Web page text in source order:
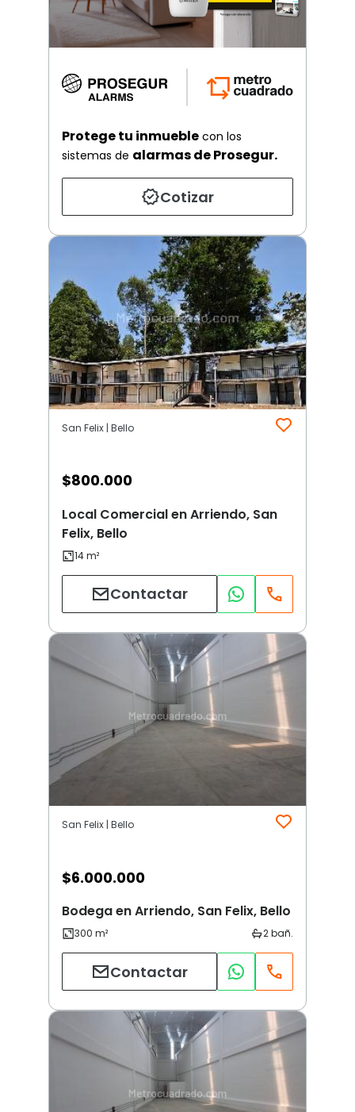
Protege tu inmueble con los
sistemas de alarmas de Prosegur.
Cotizar
San Felix | Bello
$800.000
Local Comercial en Arriendo, San
Felix, Bello
Contactar
San Felix | Bello
$6.000.000
Bodega en Arriendo, San Felix, Bello
Contactar